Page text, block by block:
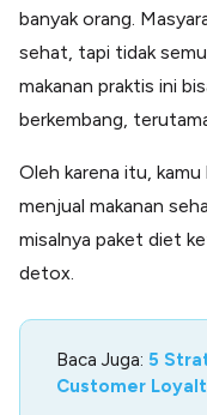
banyak orang.
sehat, tapi tidak
makanan praktis ini
berkembang,
Oleh karena itu,
menjual makanan
misalnya paket diet
detox.
Baca Juga: 5
Customer